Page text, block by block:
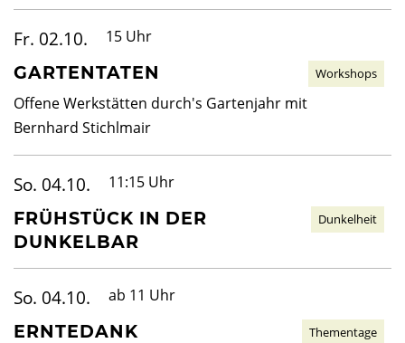
Fr. 02.10. 15 Uhr
GARTENTATEN
Offene Werkstätten durch's Gartenjahr mit
Bernhard Stichlmair
Workshops
So. 04.10. 11:15 Uhr
FRÜHSTÜCK IN DER
DUNKELBAR
Dunkelheit
So. 04.10. ab 11 Uhr
ERNTEDANK Thementage